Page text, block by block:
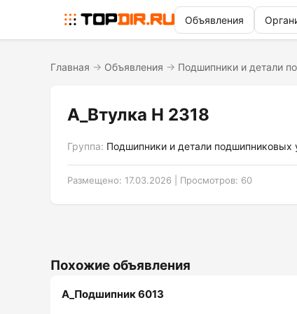
Объявления
Главная → Объявления → Подшипники и детали
A_Втулка H 2318
Группа: Подшипники и детали подшипниковых
Размещено: 17.03.2026 | Просмотров: 60
Похожие объявления
A_Подшипник 6013